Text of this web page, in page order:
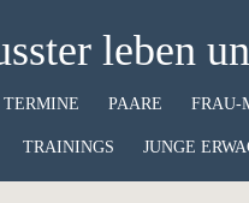
leben
TERMINE PAARE FRAU-
TRAININGS JUNGE